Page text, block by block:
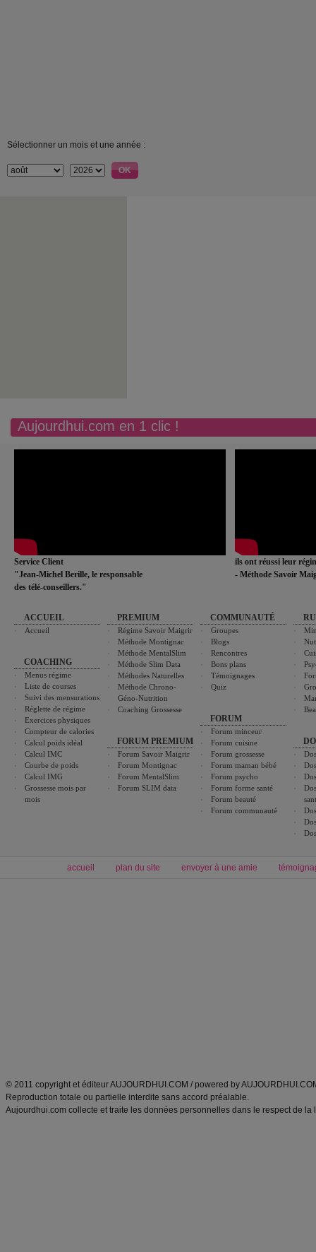
Sélectionner un mois et une année :
Aujourdhui.com en 1 clic !
Service Client
"Jean-Michel Berille, le responsable
des télé-conseillers."
ils ont réussi leur
- Méthode Savoir
ACCUEIL
Accueil
COACHING
Menus régime
Liste de courses
Suivi des mensurations
Réglette de régime
Exercices physiques
Compteur de calories
Calcul poids idéal
Calcul IMC
Courbe de poids
Calcul IMG
Grossesse mois par
mois
PREMIUM
Régime Savoir Maigrir
Méthode Montignac
Méthode MentalSlim
Méthode Slim Data
Méthodes Naturelles
Méthode Chrono-
Géno-Nutrition
Coaching Grossesse
FORUM PREMIUM
Forum Savoir Maigrir
Forum Montignac
Forum MentalSlim
Forum SLIM data
COMMUNAUTÉ
Groupes
Blogs
Rencontres
Bons plans
Témoignages
Quiz
FORUM
Forum minceur
Forum cuisine
Forum grossesse
Forum maman bébé
Forum psycho
Forum forme santé
Forum beauté
Forum communauté
accueil plan du site envoyer à une amie
© 2011 copyright et éditeur AUJOURDHUI.COM / powered by
Reproduction totale ou partielle interdite sans accord préalable.
Aujourdhui.com collecte et traite les données personnelles dans le respect de